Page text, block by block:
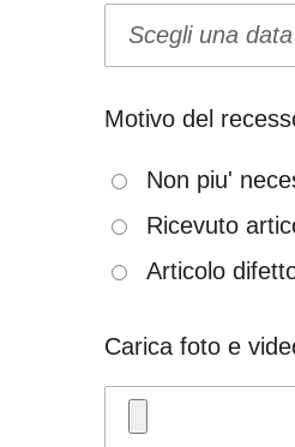
Motivo del
Non piu'
Ricevuto
Articolo
Carica foto e